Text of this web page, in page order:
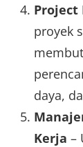
Project
proyek
daya,
Kerja –